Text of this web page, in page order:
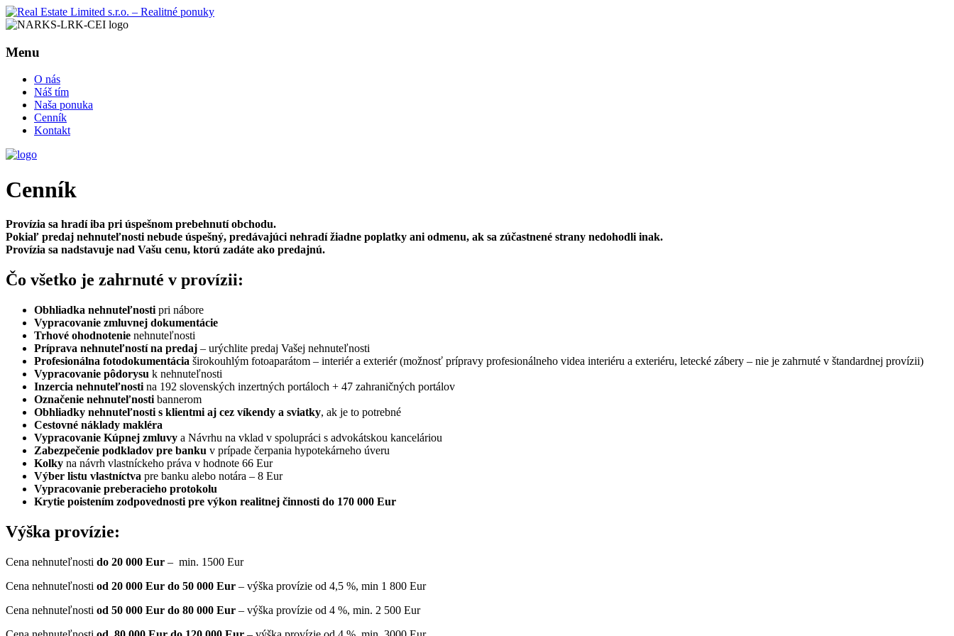
Menu
O nás
Náš tím
Naša ponuka
Cenník
Kontakt
Cenník
Provízia sa hradí iba pri úspešnom prebehnutí obchodu.
Pokiaľ predaj nehnuteľnosti nebude úspešný, predávajúci nehradí žiadne poplatky ani odmenu, ak sa zúčastnené strany nedohodli inak.
Provízia sa nadstavuje nad Vašu cenu, ktorú zadáte ako predajnú.
Čo všetko je zahrnuté v provízii:
Obhliadka nehnuteľnosti pri nábore
Vypracovanie zmluvnej dokumentácie
Trhové ohodnotenie nehnuteľnosti
Príprava nehnuteľností na predaj – urýchlite predaj Vašej nehnuteľnosti
Profesionálna fotodokumentácia širokouhlým fotoaparátom – interiér a exteriér (možnosť prípravy profesionálneho videa interiéru a exteriéru, letecké zábery – nie je zahrnuté v štandardnej provízii)
Vypracovanie pôdorysu k nehnuteľnosti
Inzercia nehnuteľnosti na 192 slovenských inzertných portáloch + 47 zahraničných portálov
Označenie nehnuteľnosti bannerom
Obhliadky nehnuteľnosti s klientmi aj cez víkendy a sviatky, ak je to potrebné
Cestovné náklady makléra
Vypracovanie Kúpnej zmluvy a Návrhu na vklad v spolupráci s advokátskou kanceláriou
Zabezpečenie podkladov pre banku v prípade čerpania hypotekárneho úveru
Kolky na návrh vlastníckeho práva v hodnote 66 Eur
Výber listu vlastníctva pre banku alebo notára – 8 Eur
Vypracovanie preberacieho protokolu
Krytie poistením zodpovednosti pre výkon realitnej činnosti do 170 000 Eur
Výška provízie:
Cena nehnuteľnosti do 20 000 Eur – min. 1500 Eur
Cena nehnuteľnosti od 20 000 Eur do 50 000 Eur – výška provízie od 4,5 %, min 1 800 Eur
Cena nehnuteľnosti od 50 000 Eur do 80 000 Eur – výška provízie od 4 %, min. 2 500 Eur